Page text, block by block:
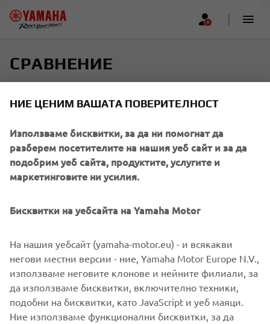
СРАВНЕНИЕ
си разходка
Превъртете хоризонтално, за да видите повече
Add new
НИЕ ЦЕНИМ ВАШАТА ПОВЕРИТЕЛНОСТ
Използваме бисквитки, за да ни помогнат да
разберем посетителите на нашия уеб сайт и за да
подобрим уеб сайта, продуктите, услугите и
маркетинговите ни усилия.
Бисквитки на уебсайта на Yamaha Motor
На нашия уебсайт (yamaha-motor.eu) - и всякакви
негови местни версии - ние, Yamaha Motor Europe N.V.,
използваме неговите клонове и нейните филиали, за
да използваме бисквитки, включително техники,
подобни на бисквитки, като JavaScript и уеб маяци.
Ние използваме функционални бисквитки, за да